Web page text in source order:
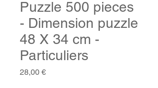
Puzzle 500 pieces
- Dimension puzzle
48 X 34 cm -
Particuliers
28,00 €Prix